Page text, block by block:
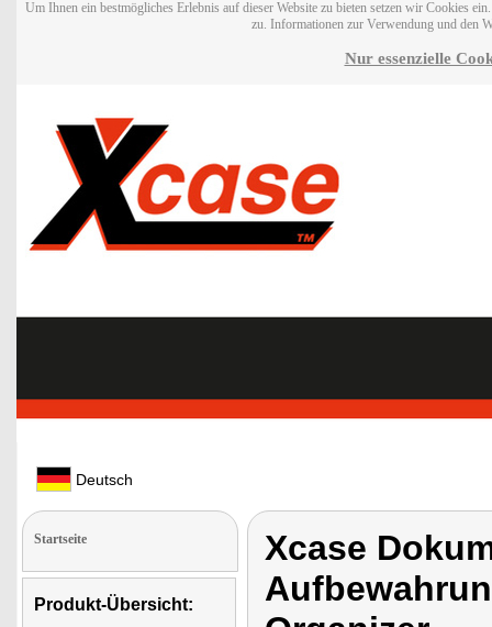
Um Ihnen ein bestmögliches Erlebnis auf dieser Website zu bieten setzen wir Cookies
zu. Informationen zur Verwendung und den
Nur essenzielle
Deutsch
Startseite
Produkt-Übersicht:
Xcase